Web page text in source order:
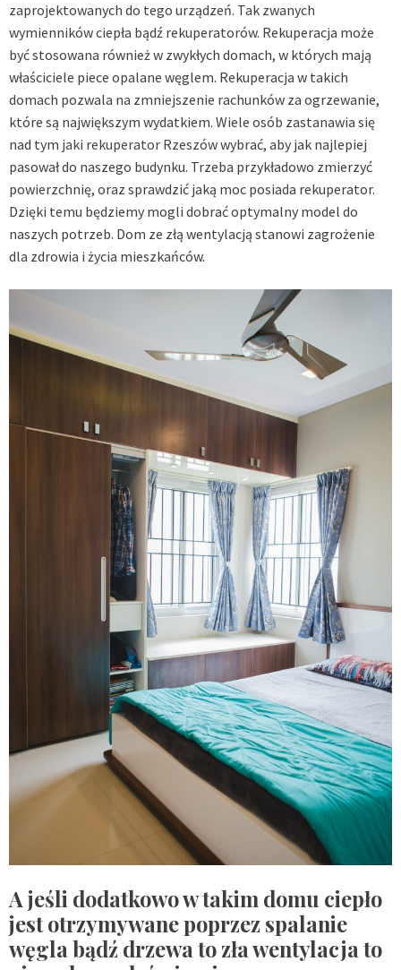
zaprojektowanych do tego urządzeń. Tak zwanych
wymienników ciepła bądź rekuperatorów. Rekuperacja może
być stosowana również w zwykłych domach, w których mają
właściciele piece opalane węglem. Rekuperacja w takich
domach pozwala na zmniejszenie rachunków za ogrzewanie,
które są największym wydatkiem. Wiele osób zastanawia się
nad tym jaki rekuperator Rzeszówwybrać, aby jak najlepiej
pasował do naszego budynku. Trzeba przykładowo zmierzyć
powierzchnię, oraz sprawdzić jaką moc posiada rekuperator.
Dzięki temu będziemy mogli dobrać optymalny model do
naszych potrzeb. Dom ze złą wentylacją stanowi zagrożenie
dla zdrowia i życia mieszkańców.
A jeśli dodatkowo w takim domu ciepło
jest otrzymywane poprzez spalanie
węgla bądź drzewa to zła wentylacja to